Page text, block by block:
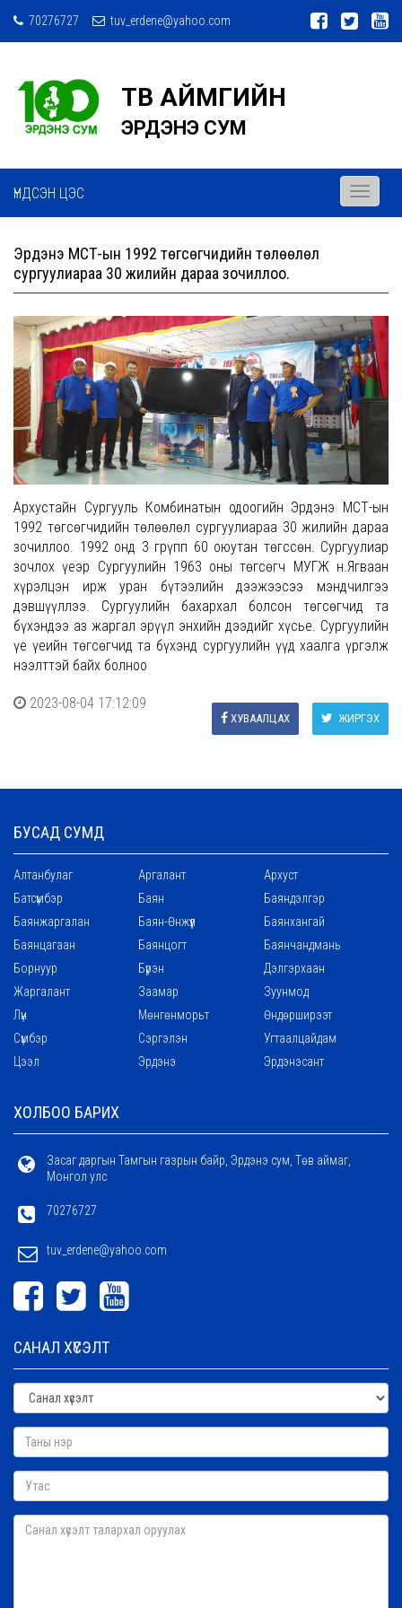
70276727 tuv_erdene@yahoo.com
ТӨВ АЙМГИЙН
ЭРДЭНЭ СУМ
ҮНДСЭН ЦЭС
Toggle
Эрдэнэ МСҮТ-ын 1992 төгсөгчидийн төлөөлөл
сургуулиараа 30 жилийн дараа зочиллоо.
Архустайн Сургууль Комбинатын одоогийн Эрдэнэ МСҮТ-ын
1992 төгсөгчидийн төлөөлөл сургуулиараа 30 жилийн дараа
зочиллоо. 1992 онд 3 грүпп 60 оюутан төгссөн. Сургуулиар
зочлох үеэр Сургуулийн 1963 оны төгсөгч МУГЖ н.Ягваан
хүрэлцэн ирж уран бүтээлийн дээжээсээ мэндчилгээ
дэвшүүллээ. Сургуулийн бахархал болсон төгсөгчид та
бүхэндээ аз жаргал эрүүл энхийн дээдийг хүсье. Сургуулийн
үе үеийн төгсөгчид та бүхэнд сургуулийн үүд хаалга үргэлж
нээлттэй байх болноо
2023-08-04 17:12:09
ЖИРГЭХ
ХУВААЛЦАХ
БУСАД СУМД
Алтанбулаг Аргалант
Архуст
Батсүмбэр
Баян
Баяндэлгэр
Баянжаргалан
Баян-Өнжүүл
Баянхангай
Баянцагаан
Баянцогт
Баянчандмань
Борнуур
Бүрэн
Дэлгэрхаан
Жаргалант
Заамар
Зуунмод
Лүн
Мөнгөнморьт
Өндөрширээт
Сүмбэр
Сэргэлэн
Угтаалцайдам
Цээл
Эрдэнэ Эрдэнэсант
ХОЛБОО БАРИХ
Засаг даргын Тамгын газрын байр, Эрдэнэ сум, Төв аймаг,
Монгол улс
70276727
tuv_erdene@yahoo.com
САНАЛ ХҮСЭЛТ